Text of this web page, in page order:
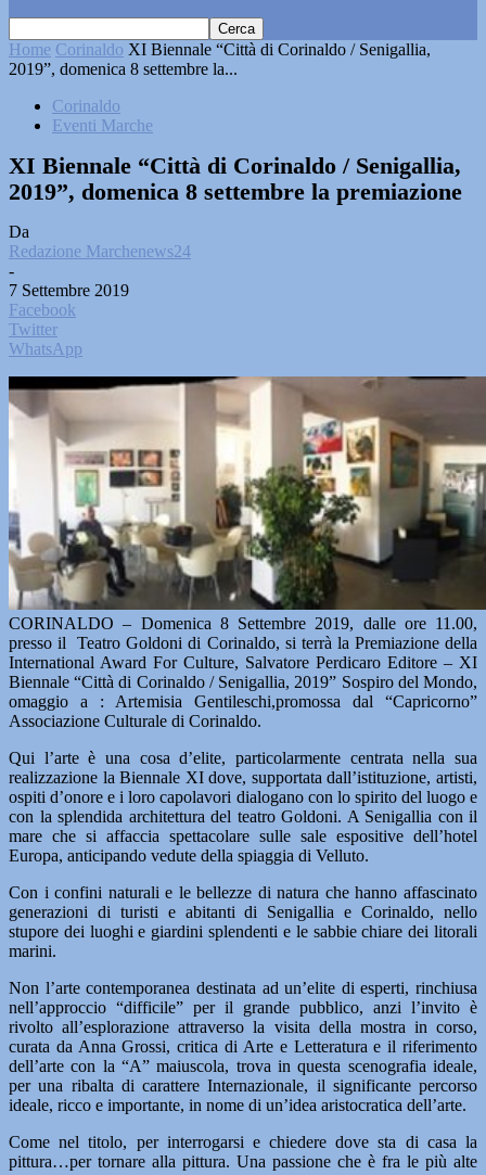
Home Corinaldo XI Biennale “Città di Corinaldo / Senigallia,
2019”, domenica 8 settembre la...
Corinaldo
Eventi Marche
XI Biennale “Città di Corinaldo / Senigallia,
2019”, domenica 8 settembre la premiazione
Da
Redazione Marchenews24
-
7 Settembre 2019
Facebook
Twitter
WhatsApp
CORINALDO – Domenica 8 Settembre 2019, dalle ore 11.00,
presso il Teatro Goldoni di Corinaldo, si terrà la Premiazione della
International Award For Culture, Salvatore Perdicaro Editore – XI
Biennale “Città di Corinaldo / Senigallia, 2019” Sospiro del Mondo,
omaggio a : Artemisia Gentileschi,promossa dal “Capricorno”
Associazione Culturale di Corinaldo.
Qui l’arte è una cosa d’elite, particolarmente centrata nella sua
realizzazione la Biennale XI dove, supportata dall’istituzione, artisti,
ospiti d’onore e i loro capolavori dialogano con lo spirito del luogo e
con la splendida architettura del teatro Goldoni. A Senigallia con il
mare che si affaccia spettacolare sulle sale espositive dell’hotel
Europa, anticipando vedute della spiaggia di Velluto.
Con i confini naturali e le bellezze di natura che hanno affascinato
generazioni di turisti e abitanti di Senigallia e Corinaldo, nello
stupore dei luoghi e giardini splendenti e le sabbie chiare dei litorali
marini.
Non l’arte contemporanea destinata ad un’elite di esperti, rinchiusa
nell’approccio “difficile” per il grande pubblico, anzi l’invito è
rivolto all’esplorazione attraverso la visita della mostra in corso,
curata da Anna Grossi, critica di Arte e Letteratura e il riferimento
dell’arte con la “A” maiuscola, trova in questa scenografia ideale,
per una ribalta di carattere Internazionale, il significante percorso
ideale, ricco e importante, in nome di un’idea aristocratica dell’arte.
Come nel titolo, per interrogarsi e chiedere dove sta di casa la
pittura…per tornare alla pittura. Una passione che è fra le più alte